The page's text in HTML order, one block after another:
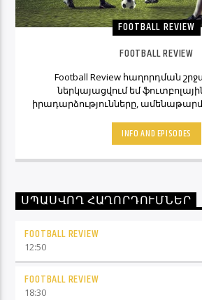
FOOTBALL REVIEW
FOOTBALL REVIEW
Football Review հաղորդման
ներկայացվում եմ
իրադարձությունները, ամենաթարմ
տեսակետները։ Հետևեք
Ֆուտբոլ Ռիվյու հաղորդաշարի
կլինեք ֆուտբոլային աշխարհի
INFO AND EPISODES
ՍՊԱՍՎՈՂ ՀԱՂՈՐԴՈՒՄՆԵՐ
FOOTBALL REVIEW
12:50
FOOTBALL REVIEW
18:30